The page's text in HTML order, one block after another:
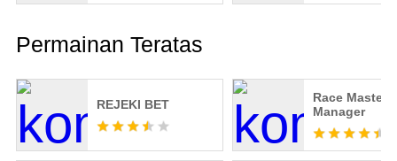
Permainan Teratas
REJEKI BET
Race Master
Manager